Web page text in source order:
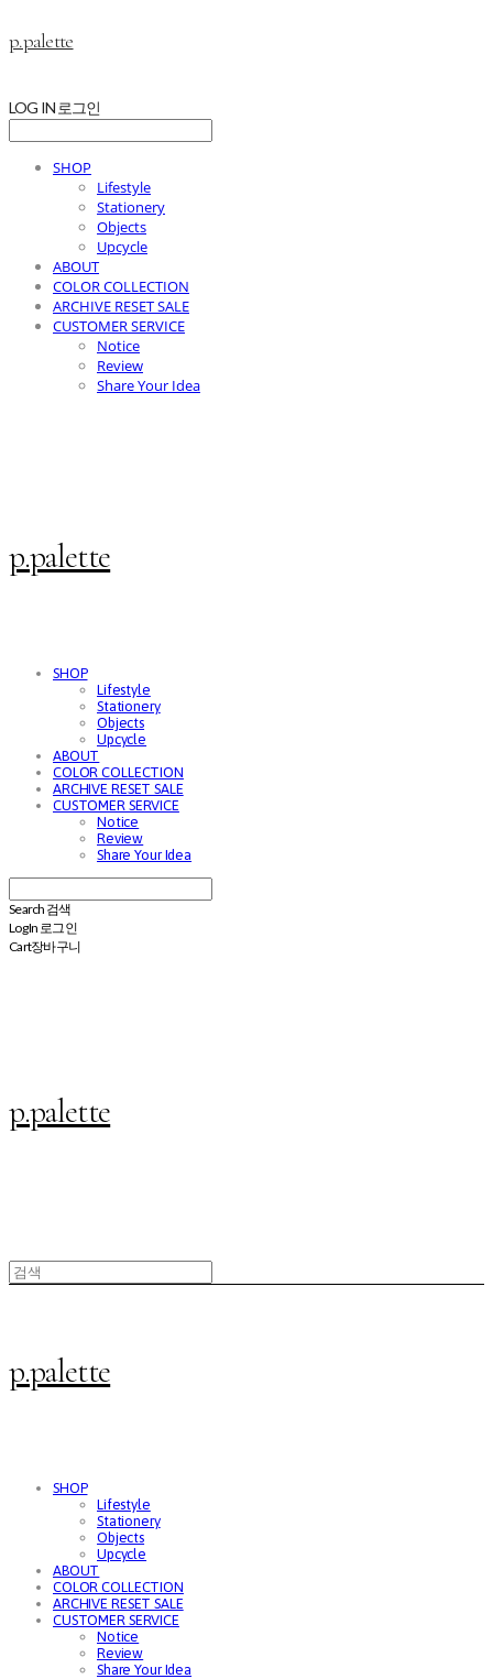
p.palette
LOG IN 로그인
SHOP
Lifestyle
Stationery
Objects
Upcycle
ABOUT
COLOR COLLECTION
ARCHIVE RESET SALE
CUSTOMER SERVICE
Notice
Review
Share Your Idea
p.palette
SHOP
Lifestyle
Stationery
Objects
Upcycle
ABOUT
COLOR COLLECTION
ARCHIVE RESET SALE
CUSTOMER SERVICE
Notice
Review
Share Your Idea
Search 검색
Log In 로그인
Cart장바구니
p.palette
p.palette
SHOP
Lifestyle
Stationery
Objects
Upcycle
ABOUT
COLOR COLLECTION
ARCHIVE RESET SALE
CUSTOMER SERVICE
Notice
Review
Share Your Idea